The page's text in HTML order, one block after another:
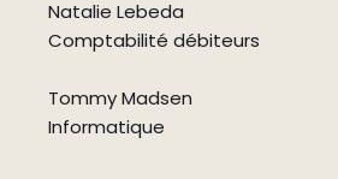
Natalie Lebeda
Comptabilité débiteurs
Tommy Madsen
Informatique